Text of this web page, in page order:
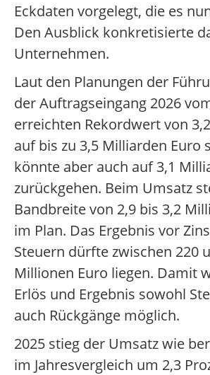
Eckdaten vorgelegt, die es
Den Ausblick konkretisierte
Unternehmen.
Laut den Planungen der
der Auftragseingang 2026
erreichten Rekordwert von
auf bis zu 3,5 Milliarden Euro
könnte aber auch auf 3,1
zurückgehen. Beim Umsatz
Bandbreite von 2,9 bis 3,2
im Plan. Das Ergebnis vor
Steuern dürfte zwischen 220
Millionen Euro liegen. Damit
Erlös und Ergebnis sowohl
auch Rückgänge möglich.
2025 stieg der Umsatz wie
im Jahresvergleich um 2,3